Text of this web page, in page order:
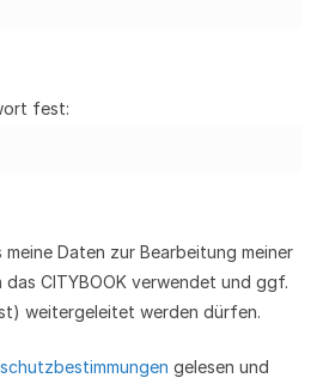
fest:
Daten zur Bearbeitung meiner
CITYBOOK verwendet und ggf.
weitergeleitet werden dürfen.
gelesen und